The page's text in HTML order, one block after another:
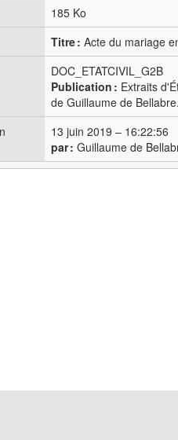
185 Ko
Titre : Acte du mariage
DOC_ETATCIVIL_G2B
Publication : Extraits
de Guillaume de Bellabre.
13 juin 2019 – 16:22:56
par : Guillaume de